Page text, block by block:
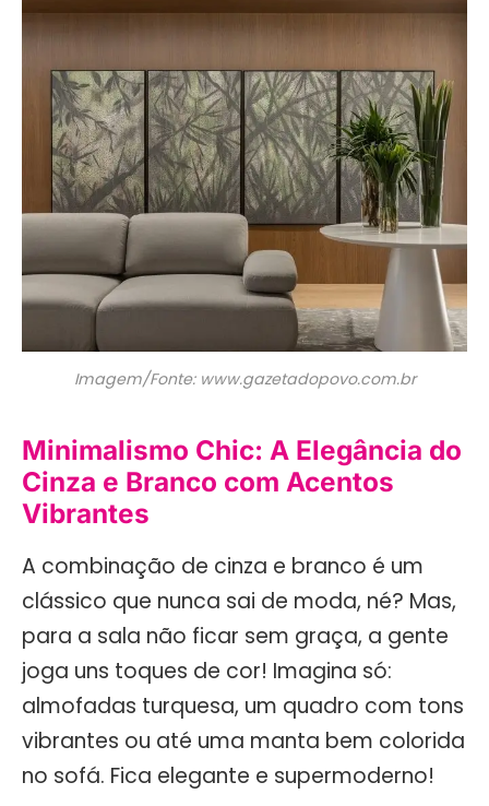
Imagem/Fonte: www.gazetadopovo.com.br
Minimalismo Chic: A Elegância do
Cinza e Branco com Acentos
Vibrantes
A combinação de cinza e branco é um
clássico que nunca sai de moda, né? Mas,
para a sala não ficar sem graça, a gente
joga uns toques de cor! Imagina só:
almofadas turquesa, um quadro com tons
vibrantes ou até uma manta bem colorida
no sofá. Fica elegante e supermoderno!